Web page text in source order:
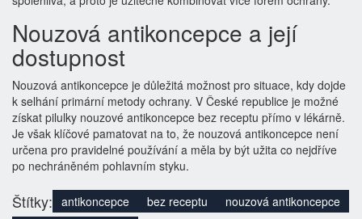
Nouzová antikoncepce a její
dostupnost
Nouzová antikoncepce je důležitá možnost pro situace, kdy dojde
k selhání primární metody ochrany. V České republice je možné
získat pilulky nouzové antikoncepce bez receptu přímo v lékárně.
Je však klíčové pamatovat na to, že nouzová antikoncepce není
určena pro pravidelné používání a měla by být užita co nejdříve
po nechráněném pohlavním styku.
Štítky: antikoncepce bez receptu
nouzová antikoncepce